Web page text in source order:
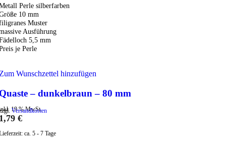
Perle silberfarben
10 mm
Muster
Ausführung
5,5 mm
je Perle
Wunschzettel hinzufügen
– dunkelbraun – 80 mm
19 % MwSt.
Versandkosten
€
ca. 5 - 7 Tage